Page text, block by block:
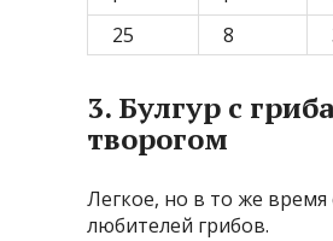
25 8
3. Булгур с
творогом
Легкое, но в то же
любителей грибов.